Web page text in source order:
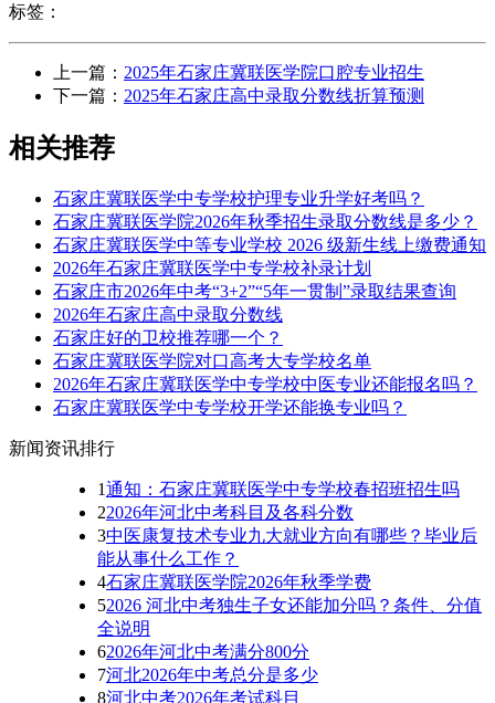
标签：
上一篇： 2025年石家庄冀联医学院口腔专业招生
下一篇： 2025年石家庄高中录取分数线折算预测
相关推荐
石家庄冀联医学中专学校护理专业升学好考吗？
石家庄冀联医学院2026年秋季招生录取分数线是多少？
石家庄冀联医学中等专业学校 2026 级新生线上缴费通知
2026年石家庄冀联医学中专学校补录计划
石家庄市2026年中考“3+2”“5年一贯制”录取结果查询
2026年石家庄高中录取分数线
石家庄好的卫校推荐哪一个？
石家庄冀联医学院对口高考大专学校名单
2026年石家庄冀联医学中专学校中医专业还能报名吗？
石家庄冀联医学中专学校开学还能换专业吗？
新闻资讯排行
1通知：石家庄冀联医学中专学校春招班招生吗
22026年河北中考科目及各科分数
3中医康复技术专业九大就业方向有哪些？毕业后
能从事什么工作？
4石家庄冀联医学院2026年秋季学费
52026 河北中考独生子女还能加分吗？条件、分值
全说明
62026年河北中考满分800分
7河北2026年中考总分是多少
8河北中考2026年考试科目